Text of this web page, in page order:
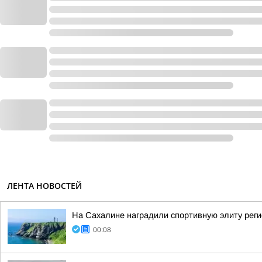
ЛЕНТА НОВОСТЕЙ
На Сахалине наградили спортивную элиту
00:08